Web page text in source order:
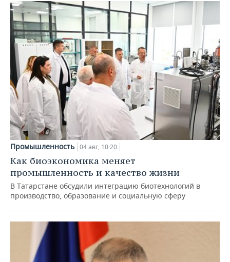
Промышленность 04 авг, 10:20
Как биоэкономика меняет
промышленность и качество жизни
В Татарстане обсудили интеграцию биотехнологий в
производство, образование и социальную сферу